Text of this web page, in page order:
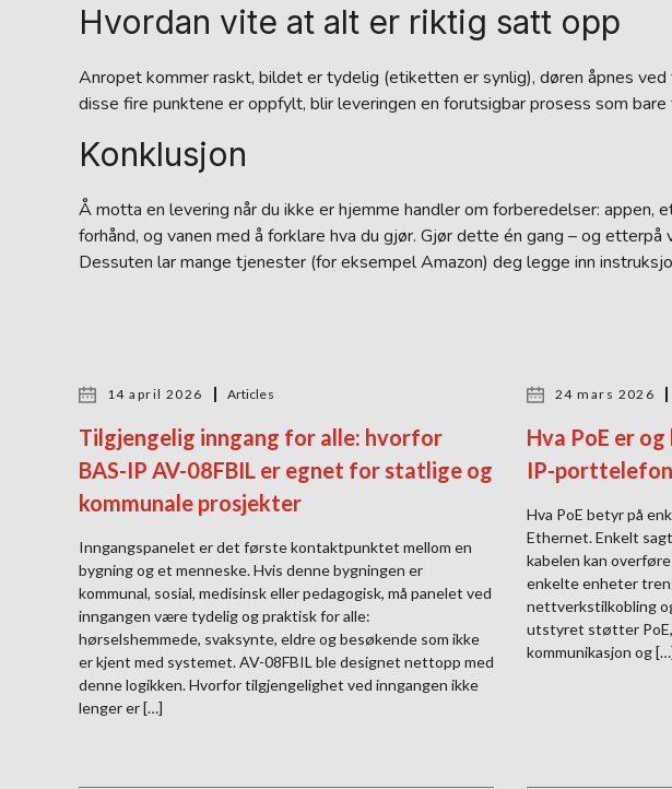
Hvordan vite at alt er riktig satt opp
Anropet kommer raskt, bildet er tydelig (etiketten er synlig), døren åpnes
disse fire punktene er oppfylt, blir leveringen en forutsigbar prosess som
Konklusjon
Å motta en levering når du ikke er hjemme handler om forberedelser:
forhånd, og vanen med å forklare hva du gjør. Gjør dette én gang – og
Dessuten lar mange tjenester (for eksempel Amazon) deg legge inn
14 april 2026 Articles
Tilgjengelig inngang for alle: hvorfor
BAS-IP AV-08FBIL er egnet for statlige og
kommunale prosjekter
Inngangspanelet er det første kontaktpunktet mellom en
bygning og et menneske. Hvis denne bygningen er
kommunal, sosial, medisinsk eller pedagogisk, må panelet ved
inngangen være tydelig og praktisk for alle:
hørselshemmede, svaksynte, eldre og besøkende som ikke
er kjent med systemet. AV-08FBIL ble designet nettopp med
denne logikken. Hvorfor tilgjengelighet ved inngangen ikke
lenger er […]
24 mars 2026
Hva PoE er
IP-
Hva PoE betyr på
Ethernet. Enkelt
kabelen kan
enkelte enheter
nettverkstilkobling
utstyret støtter PoE,
kommunikasjon og